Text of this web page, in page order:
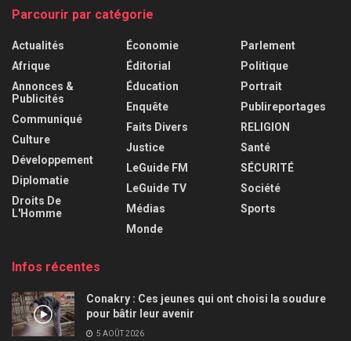
Parcourir par catégorie
Actualités
Afrique
Annonces &
Publicités
Communiqué
Culture
Développement
Diplomatie
Droits De
L'Homme
Économie
Éditorial
Éducation
Enquête
Faits Divers
Justice
LeGuide FM
LeGuide TV
Médias
Monde
Parlement
Politique
Portrait
Publireportages
RELIGION
Santé
SÉCURITÉ
Société
Sports
Infos récentes
Conakry : Ces jeunes qui ont choisi la soudure
pour bâtir leur avenir
5 AOÛT 2026